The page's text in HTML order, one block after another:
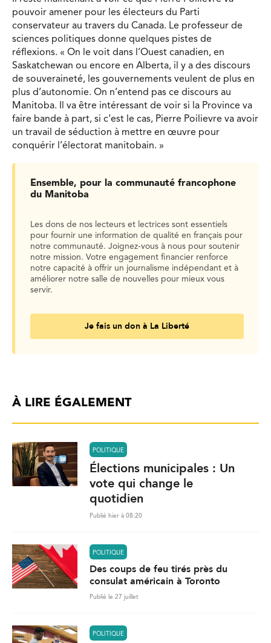
pouvoir amener pour les électeurs du Parti
conservateur au travers du Canada. Le professeur de
sciences politiques donne quelques pistes de
réflexions. « On le voit dans l’Ouest canadien, en
Saskatchewan ou encore en Alberta, il y a des discours
de souveraineté, les gouvernements veulent de plus en
plus d’autonomie. On n’entend pas ce discours au
Manitoba. Il va être intéressant de voir si la Province va
faire bande à part, si c’est le cas, Pierre Poilievre va avoir
un travail de séduction à mettre en œuvre pour
conquérir l’électorat manitobain. »
Ensemble, pour la communauté francophone
du Manitoba
Les dons de nos lecteurs et lectrices sont essentiels
pour fournir une information de qualité en français pour
notre communauté. Joignez-vous à nous pour soutenir
notre mission. Votre engagement financier renforce
notre capacité à offrir un journalisme indépendant et à
améliorer notre salle de nouvelles pour mieux vous
servir.
Je fais un don à La Liberté
À LIRE ÉGALEMENT
POLITIQUE
Élections municipales : Un
vote qui change le
quotidien
Publié hier à 08:20
POLITIQUE
Des coups de feu tirés près du
consulat américain à Toronto
Publié le 27 juillet
POLITIQUE